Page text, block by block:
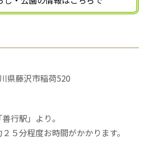
県藤沢市稲荷520
行駅」より。
５分程度お時間がかかります。